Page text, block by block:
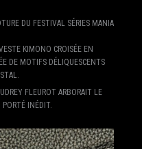
DU FESTIVAL SÉRIES MANIA
KIMONO CROISÉE EN
DE MOTIFS DÉLIQUESCENTS
FLEUROT ARBORAIT LE
INÉDIT.